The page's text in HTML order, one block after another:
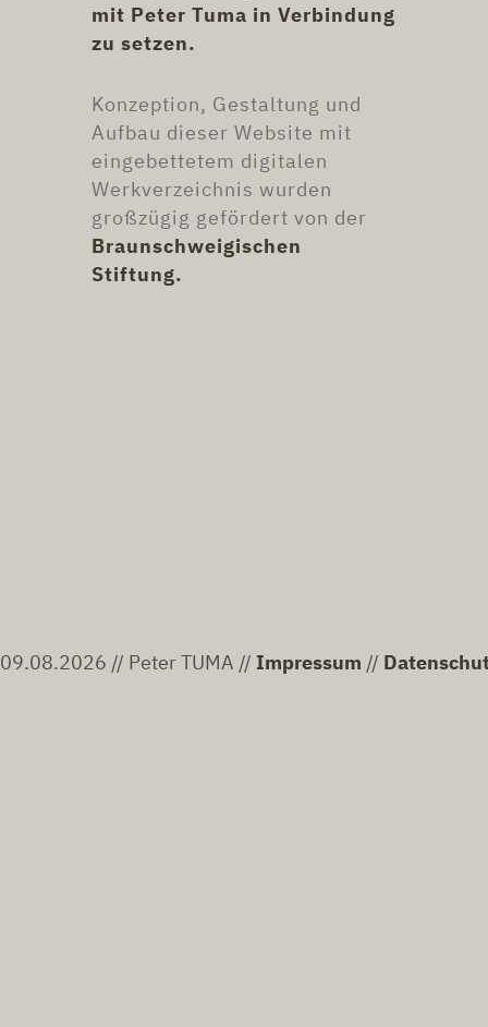
mit Peter Tuma in Verbindung
zu setzen.
Konzeption, Gestaltung und
Aufbau dieser Website mit
eingebettetem digitalen
Werkverzeichnis wurden
großzügig gefördert von der
Braunschweigischen
Stiftung.
09.08.2026 // Peter TUMA // Impressum //